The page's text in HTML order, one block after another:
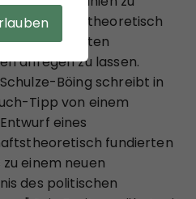
sich, systemtheoretisch
ungewohnten
anregen zu lassen.
Böing schreibt in
Tipp von einem
eines
fundierten
einem neuen
des politischen